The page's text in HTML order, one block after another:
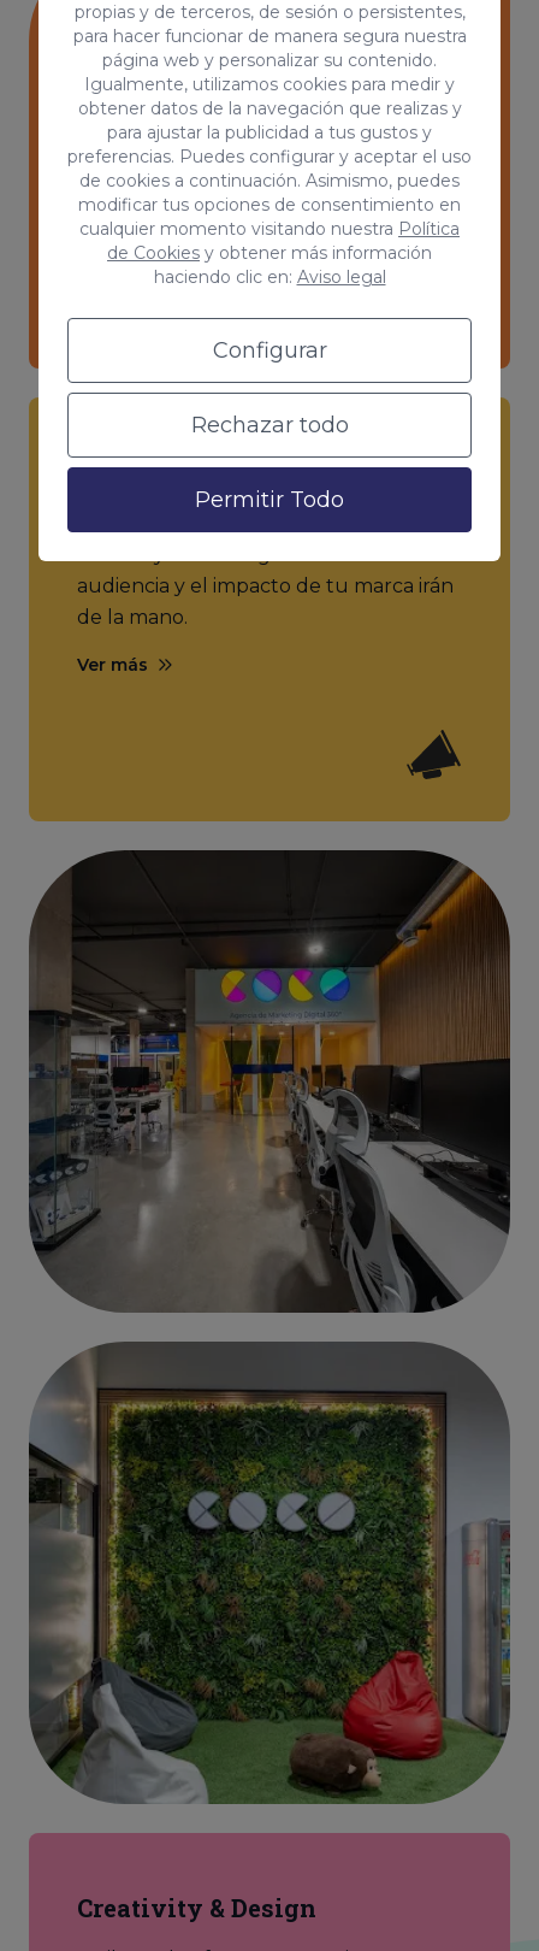
propias y de terceros, de sesión o persistentes,
para hacer funcionar de manera segura nuestra
página web y personalizar su contenido.
Igualmente, utilizamos cookies para medir y
obtener datos de la navegación que realizas y
para ajustar la publicidad a tus gustos y
preferencias. Puedes configurar y aceptar el uso
de cookies a continuación. Asimismo, puedes
modificar tus opciones de consentimiento en
cualquier momento visitando nuestra Política
de Cookies y obtener más información
haciendo clic en: Aviso legal
Configurar
Rechazar todo
Permitir Todo
Web & App Development
Desarrollo web a medida y
personalizado con la tecnología ACAI
CODE y con acceso completo a la ACAI
Suite para todos los clientes.
Ver más
SNS Management
audiencia y el impacto de tu marca irán
de la mano.
Ver más
Creativity & Design